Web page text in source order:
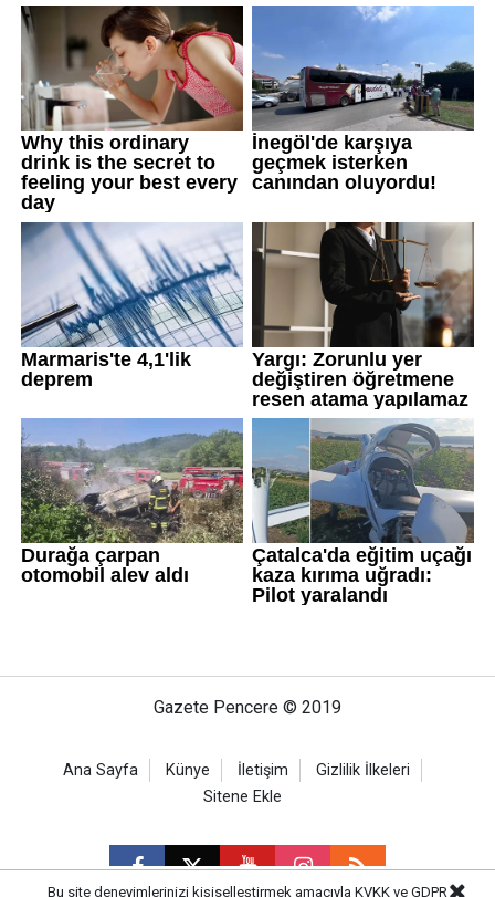
Gazete Pencere © 2019
Ana Sayfa Künye İletişim
Gizlilik İlkeleri
Sitene Ekle
Bu site deneyimlerinizi kişiselleştirmek amacıyla KVKK ve GDPR